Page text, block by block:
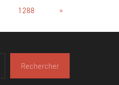
1 288
Articles
»
Rechercher